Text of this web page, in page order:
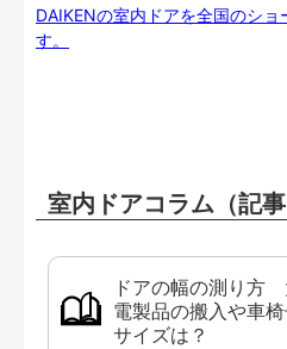
DAIKENの室内ドアを全国のショ
す。
室内ドアコラム（記事
ドアの幅の測り方
電製品の搬入や車
サイズは？